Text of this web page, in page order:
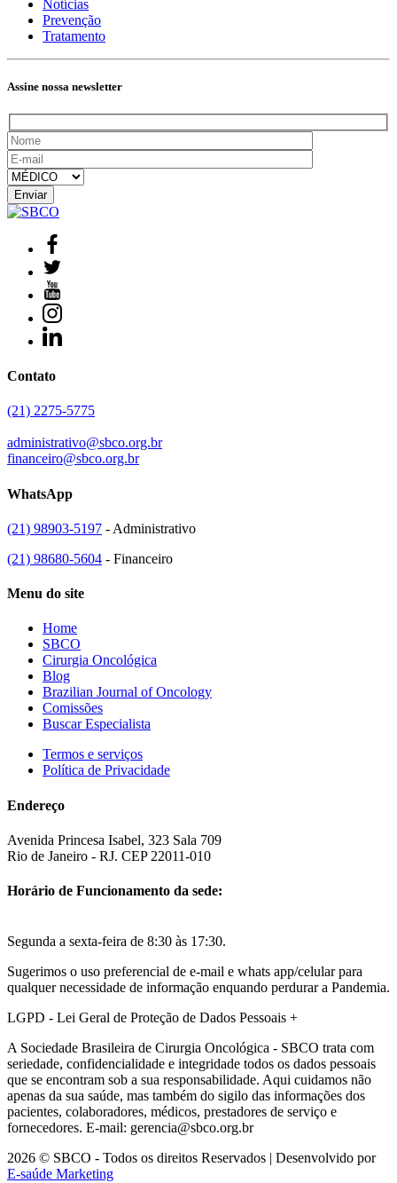
Notícias
Prevenção
Tratamento
Assine nossa newsletter
Contato
(21) 2275-5775
administrativo@sbco.org.br
financeiro@sbco.org.br
WhatsApp
(21) 98903-5197 - Administrativo
(21) 98680-5604 - Financeiro
Menu do site
Home
SBCO
Cirurgia Oncológica
Blog
Brazilian Journal of Oncology
Comissões
Buscar Especialista
Termos e serviços
Política de Privacidade
Endereço
Avenida Princesa Isabel, 323 Sala 709
Rio de Janeiro - RJ. CEP 22011-010
Horário de Funcionamento da sede:
Segunda a sexta-feira de 8:30 às 17:30.
Sugerimos o uso preferencial de e-mail e whats app/celular para
qualquer necessidade de informação enquando perdurar a Pandemia.
LGPD - Lei Geral de Proteção de Dados Pessoais +
A Sociedade Brasileira de Cirurgia Oncológica - SBCO trata com
seriedade, confidencialidade e integridade todos os dados pessoais
que se encontram sob a sua responsabilidade. Aqui cuidamos não
apenas da sua saúde, mas também do sigilo das informações dos
pacientes, colaboradores, médicos, prestadores de serviço e
fornecedores. E-mail: gerencia@sbco.org.br
2026 © SBCO - Todos os direitos Reservados | Desenvolvido por
E-saúde Marketing